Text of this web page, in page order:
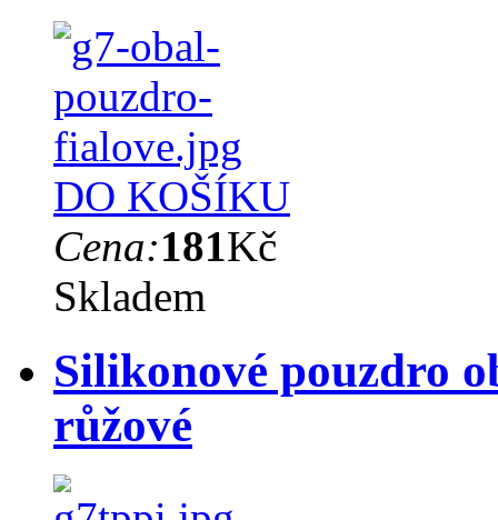
DO KOŠÍKU
Cena:181Kč
Skladem
Silikonové pouzdro
růžové